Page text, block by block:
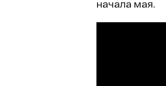
начала мая.